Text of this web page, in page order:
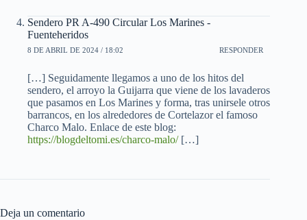
Sendero PR A-490 Circular Los Marines -
Fuenteheridos
8 DE ABRIL DE 2024 / 18:02 RESPONDER
[…] Seguidamente llegamos a uno de los hitos del
sendero, el arroyo la Guijarra que viene de los lavaderos
que pasamos en Los Marines y forma, tras unirsele otros
barrancos, en los alrededores de Cortelazor el famoso
Charco Malo. Enlace de este blog:
https://blogdeltomi.es/charco-malo/[…]
Deja un comentario